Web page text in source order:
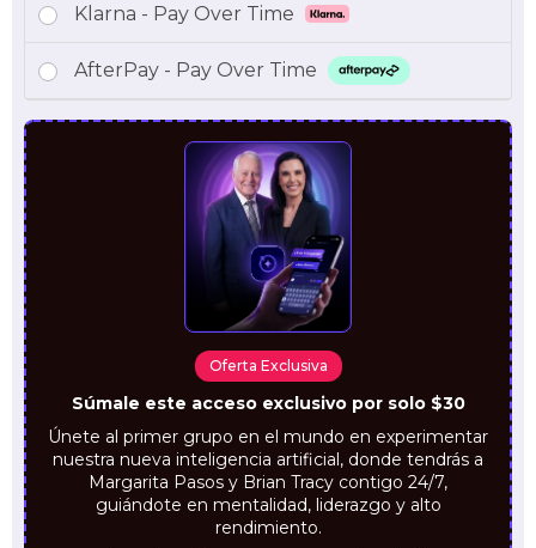
Klarna - Pay Over Time
AfterPay - Pay Over Time
Oferta Exclusiva
Súmale este acceso exclusivo por solo $30
Únete al primer grupo en el mundo en experimentar
nuestra nueva inteligencia artificial, donde tendrás a
Margarita Pasos y Brian Tracy contigo 24/7,
guiándote en mentalidad, liderazgo y alto
rendimiento.